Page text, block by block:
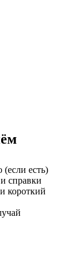
есть)
справки
короткий